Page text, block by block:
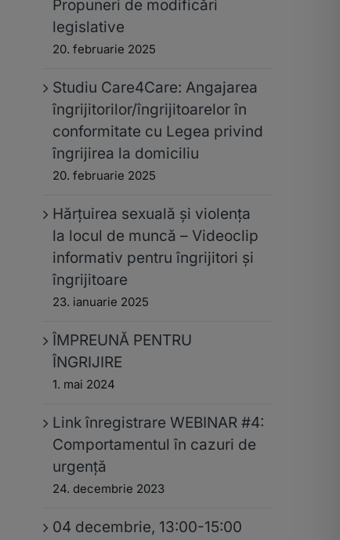
Propuneri de modificări
legislative
20. februarie 2025
Studiu Care4Care: Angajarea
îngrijitorilor/îngrijitoarelor în
conformitate cu Legea privind
îngrijirea la domiciliu
20. februarie 2025
Hărțuirea sexuală și violența
la locul de muncă – Videoclip
informativ pentru îngrijitori și
îngrijitoare
23. ianuarie 2025
ÎMPREUNĂ PENTRU
ÎNGRIJIRE
1. mai 2024
Link înregistrare WEBINAR #4:
Comportamentul în cazuri de
urgență
24. decembrie 2023
04 decembrie, 13:00-15:00